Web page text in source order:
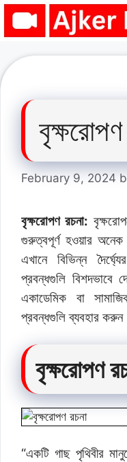
Skip
February 9, 2024
বৃক্ষরোপণ রচনা:
গুরুত্বপূর্ণ হওয়ার
এখানে বিভিন্ন
প্রবন্ধগুলি
একাডেমিক বা
প্রবন্ধগুলি ব্যবহার
বৃক্ষরোপণ
“একটি গাছ পৃথিবীর